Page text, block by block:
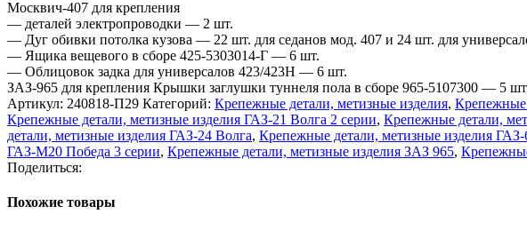
Москвич-407 для крепления
— деталей электропроводки — 2 шт.
— Дуг обивки потолка кузова — 22 шт. для седанов мод. 407 и 24 шт. для
— Ящика вещевого в сборе 425-5303014-Г — 6 шт.
— Облицовок задка для универсалов 423/423Н — 6 шт.
ЗАЗ-965 для крепления Крышки заглушки туннеля пола в сборе 965-5107300 — 5
Артикул: 240818-П29 Категорий: Крепежные детали, метизные изделия, Крепежные
Крепежные детали, метизные изделия ГАЗ-21 Волга 2 серии, Крепежные детали,
детали, метизные изделия ГАЗ-24 Волга, Крепежные детали, метизные изделия ГАЗ-
ГАЗ-М20 Победа 3 серии, Крепежные детали, метизные изделия ЗАЗ 965,
Поделиться:
Похожие товары